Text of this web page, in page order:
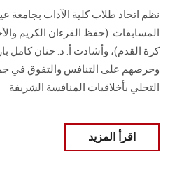
نظم اتحاد طلاب كلية الآداب
المسابقات: (حفظ القرءان الكريم
كرة القدم)، وأشادت أ. د. حنان كامل
وحرصهم على التنافس والتفوق في
التحلي بأخلاقيات المنافسة الشريفة
اقرأ المزيد